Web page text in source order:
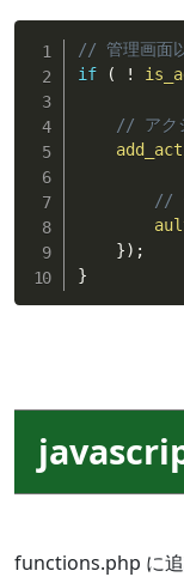
// 管理画面
if
( !
// アク
//
}) ;
}
functions.php に